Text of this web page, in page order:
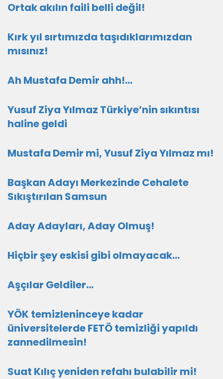
Ortak akılın faili belli değil!
Kırk yıl sırtımızda taşıdıklarımızdan
mısınız!
Ah Mustafa Demir ahh!…
Yusuf Ziya Yılmaz Türkiye’nin sıkıntısı
haline geldi
Mustafa Demir mi, Yusuf Ziya Yılmaz mı!
Başkan Adayı Merkezinde Cehalete
Sıkıştırılan Samsun
Aday Adayları, Aday Olmuş!
Hiçbir şey eskisi gibi olmayacak…
Aşçılar Geldiler…
YÖK temizleninceye kadar
üniversitelerde FETÖ temizliği yapıldı
zannedilmesin!
Suat Kılıç yeniden refahı bulabilir mi!